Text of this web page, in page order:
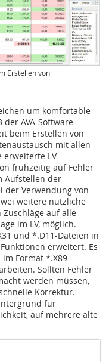
Erstellen von
um komfortable
AVA-Software
beim Erstellen von
mit allen
erweiterte LV-
frühzeitig auf Fehler
Aufstellen der
der Verwendung von
weitere nützliche
auf alle
im LV, möglich.
und *.D11-Dateien in
erweitert. Es
im Format *.X89
Sollten Fehler
werden müssen,
Korrektur.
für
auf mehrere alte